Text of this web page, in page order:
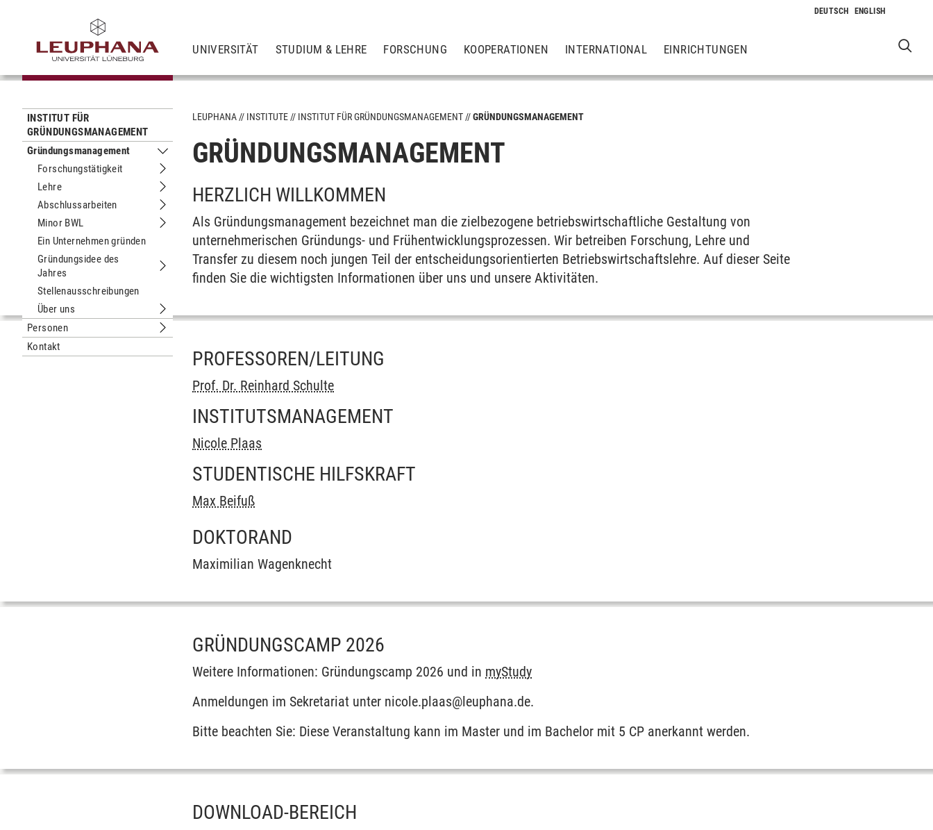
UNIVERSITÄT STUDIUM & LEHRE FORSCHUNG KOOPERATIONEN INTERNATIONAL EINRICHTUNGEN
INSTITUT FÜR
GRÜNDUNGSMANAGEMENT
Gründungsmanagement
Untermenu Gründungsmanagement
Forschungstätigkeit
Untermenu Forschungstätigkeit
Lehre
Untermenu Lehre
Abschlussarbeiten
Untermenu Abschlussarbeiten
Minor BWL
Untermenu Minor BWL
Ein Unternehmen gründen
Gründungsidee des
Jahres
Untermenu Gründungsidee des Jahres
Stellenausschreibungen
Über uns
Untermenu Über uns
Personen
Untermenu Personen
Kontakt
LEUPHANA INSTITUTE INSTITUT FÜR GRÜNDUNGSMANAGEMENT GRÜNDUNGSMANAGEMENT
GRÜNDUNGSMANAGEMENT
HERZLICH WILLKOMMEN
Als Gründungsmanagement bezeichnet man die zielbezogene betriebswirtschaftliche Gestaltung von
unternehmerischen Gründungs- und Frühentwicklungsprozessen. Wir betreiben Forschung, Lehre und
Transfer zu diesem noch jungen Teil der entscheidungsorientierten Betriebswirtschaftslehre. Auf dieser Seite
finden Sie die wichtigsten Informationen über uns und unsere Aktivitäten.
PROFESSOREN/LEITUNG
Prof. Dr. Reinhard Schulte
INSTITUTSMANAGEMENT
Nicole Plaas
STUDENTISCHE HILFSKRAFT
Max Beifuß
DOKTORAND
Maximilian Wagenknecht
GRÜNDUNGSCAMP 2026
Weitere Informationen: Gründungscamp 2026 und in myStudy
Anmeldungen im Sekretariat unter nicole.plaas@leuphana.de.
Bitte beachten Sie: Diese Veranstaltung kann im Master und im Bachelor mit 5 CP anerkannt werden.
DOWNLOAD-BEREICH